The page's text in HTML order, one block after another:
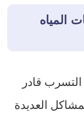
المياه
قادر
العديدة